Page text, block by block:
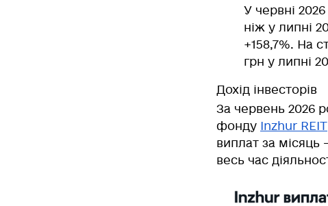
У червні
ніж у липні
+158,7% . На
грн у липні
Дохід інвесторів
За червень 2026
фонду Inzhur REIT
виплат за місяць
весь час